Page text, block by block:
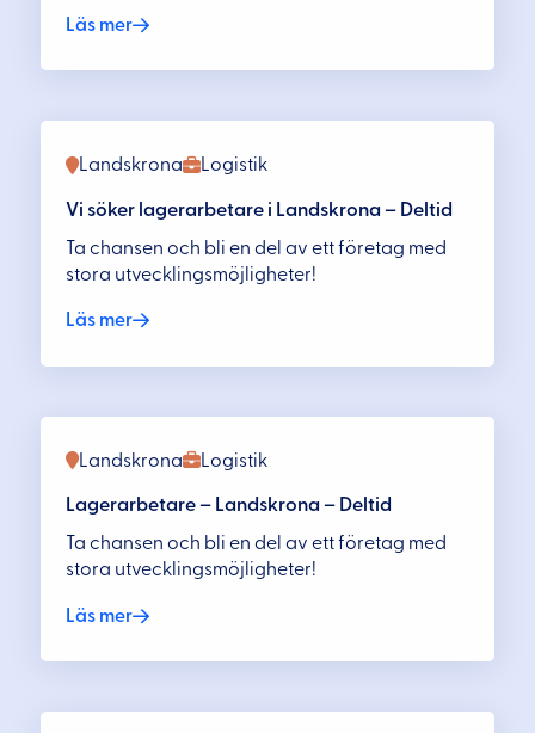
Läs mer
Logistik
Landskrona
Vi söker lagerarbetare i Landskrona – Deltid
Ta chansen och bli en del av ett företag med
stora utvecklingsmöjligheter!
Läs mer
Logistik
Landskrona
Lagerarbetare – Landskrona – Deltid
Ta chansen och bli en del av ett företag med
stora utvecklingsmöjligheter!
Läs mer